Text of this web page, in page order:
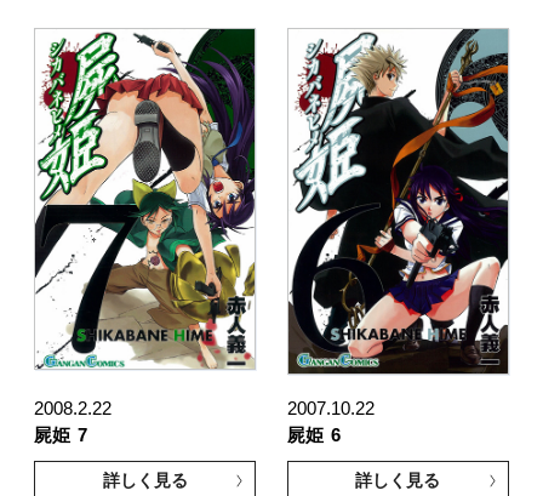
2008.2.22
屍姫 7
詳しく見る
2007.10.22
屍姫 6
詳しく見る